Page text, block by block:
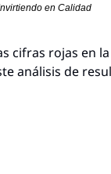
en Calidad
cifras rojas en
análisis de